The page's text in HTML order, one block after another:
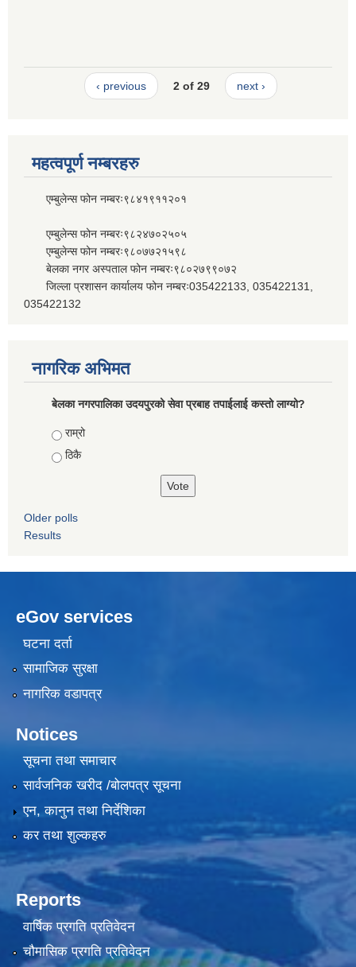
‹ previous 2 of 29 next ›
महत्वपूर्ण नम्बरहरु
एम्बुलेन्स फोन नम्बरः९८४१९११२०१
एम्बुलेन्स फोन नम्बरः९८२४७०२५०५
एम्बुलेन्स फोन नम्बरः९८०७७२१५९८
बेलका नगर अस्पताल फोन नम्बरः९८०२७९९०७२
जिल्ला प्रशासन कार्यालय फोन नम्बरः035422133, 035422131,
035422132
नागरिक अभिमत
बेलका नगरपालिका उदयपुरको सेवा प्रबाह तपाईलाई कस्तो लाग्यो?
Choices
राम्रो
ठिकै
Older polls
Results
eGov services
घटना दर्ता
सामाजिक सुरक्षा
नागरिक वडापत्र
Notices
सूचना तथा समाचार
सार्वजनिक खरीद /बोलपत्र सूचना
एन, कानुन तथा निर्देशिका
कर तथा शुल्कहरु
Reports
वार्षिक प्रगति प्रतिवेदन
चौमासिक प्रगति प्रतिवेदन